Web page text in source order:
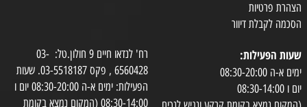
הצהרת פרטיות
הסכמה לקבלת דיוור
שעות הפעילות:
ימים א-ה 08:30-20:00
יום ו 08:30-14:00
רח' לנדאו חיים 9 חולון.טל: 03-
6560428 , פקס 03-5518187. שעות
הפעילות: ימים א-ה 08:30-20:00 יום ו
08:30-14:00 (המקום נמצא בקומת